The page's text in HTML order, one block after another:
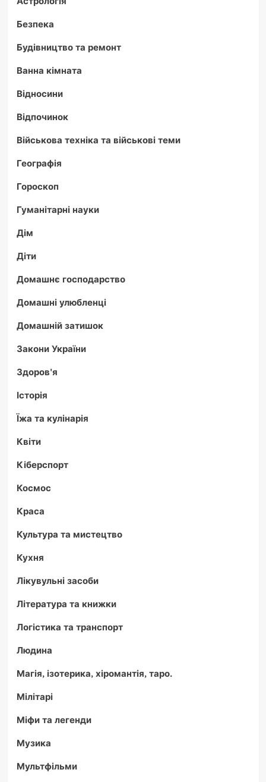
Безпека
Будівництво та ремонт
Ванна кімната
Відносини
Відпочинок
Військова техніка та військові теми
Географія
Гороскоп
Гуманітарні науки
Дім
Діти
Домашнє господарство
Домашні улюбленці
Домашній затишок
Закони України
Здоров'я
Історія
Їжа та кулінарія
Квіти
Кіберспорт
Космос
Краса
Культура та мистецтво
Кухня
Лікувульні засоби
Література та книжки
Логістика та транспорт
Людина
Магія, ізотерика, хіромантія, таро.
Мілітарі
Міфи та легенди
Музика
Мультфільми